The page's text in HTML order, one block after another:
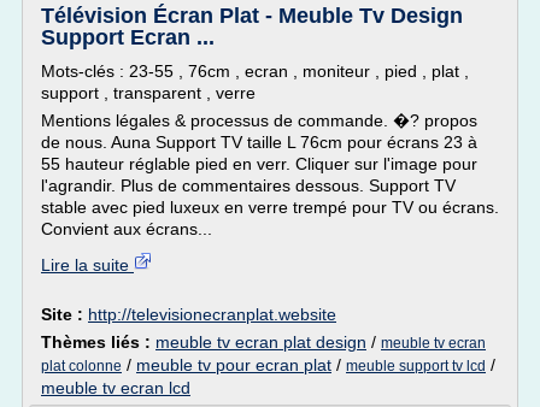
Télévision Écran Plat - Meuble Tv Design
Support Ecran ...
Mots-clés : 23-55 , 76cm , ecran , moniteur , pied , plat ,
support , transparent , verre
Mentions légales & processus de commande. �? propos
de nous. Auna Support TV taille L 76cm pour écrans 23 à
55 hauteur réglable pied en verr. Cliquer sur l'image pour
l'agrandir. Plus de commentaires dessous. Support TV
stable avec pied luxeux en verre trempé pour TV ou écrans.
Convient aux écrans...
Lire la suite
Site : http://televisionecranplat.website
Thèmes liés : meuble tv ecran plat design / meuble tv ecran
plat colonne / meuble tv pour ecran plat / meuble support tv lcd /
meuble tv ecran lcd